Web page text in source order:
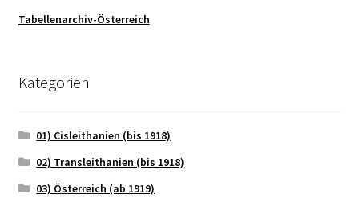
Tabellenarchiv-Österreich
Kategorien
01) Cisleithanien (bis 1918)
02) Transleithanien (bis 1918)
03) Österreich (ab 1919)